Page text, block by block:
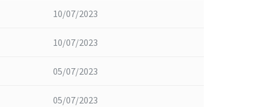
10/07/2023
10/07/2023
05/07/2023
05/07/2023